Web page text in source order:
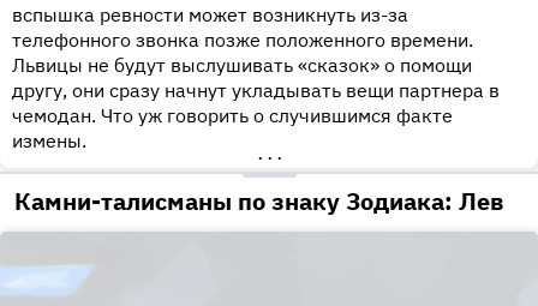
вспышка ревности может возникнуть из-за
телефонного звонка позже положенного времени.
Львицы не будут выслушивать «сказок» о помощи
другу, они сразу начнут укладывать вещи партнера в
чемодан. Что уж говорить о случившимся факте
измены.
•••
Камни-талисманы по знаку Зодиака: Лев